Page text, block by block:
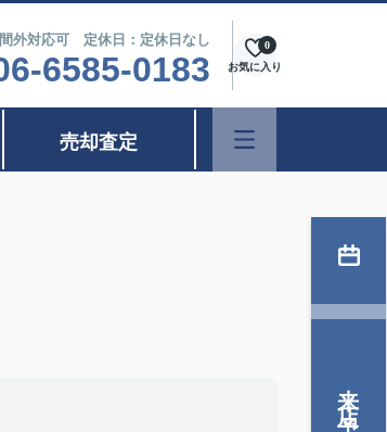
外対応可 定休日：定休日なし
6585-0183 お気に入り
0
売却査定
来店予約